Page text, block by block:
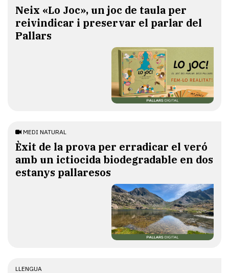
​Neix «Lo Joc», un joc de taula per
reivindicar i preservar el parlar del
Pallars
MEDI NATURAL
Èxit de la prova per erradicar el veró
amb un ictiocida biodegradable en dos
estanys pallaresos
LLENGUA